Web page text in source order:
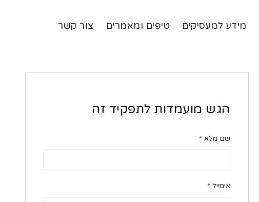
מידע למעסיקים טיפים ומאמרים צור קשר
הגש מועמדות לתפקיד זה
שם מלא *
אימייל *